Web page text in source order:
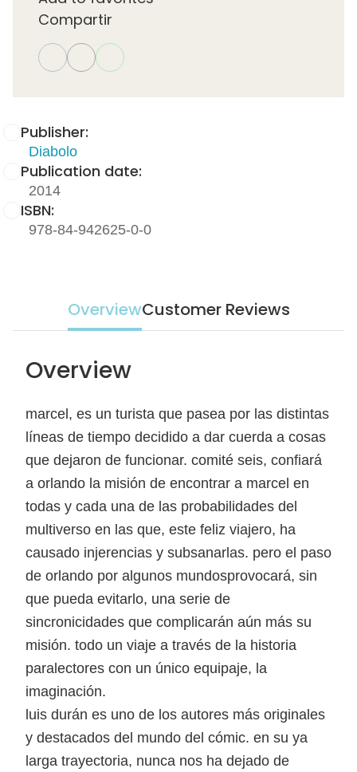
Publisher:
Diabolo
Publication date:
2014
ISBN:
978-84-942625-0-0
Compartir
OverviewCustomer Reviews
Overview
marcel, es un turista que pasea por las distintas
líneas de tiempo decidido a dar cuerda a cosas
que dejaron de funcionar. comité seis, confiará
a orlando la misión de encontrar a marcel en
todas y cada una de las probabilidades del
multiverso en las que, este feliz viajero, ha
causado injerencias y subsanarlas. pero el paso
de orlando por algunos mundosprovocará, sin
que pueda evitarlo, una serie de
sincronicidades que complicarán aún más su
misión. todo un viaje a través de la historia
paralectores con un único equipaje, la
imaginación.
luis durán es uno de los autores más originales
y destacados del mundo del cómic. en su ya
larga trayectoria, nunca nos ha dejado de